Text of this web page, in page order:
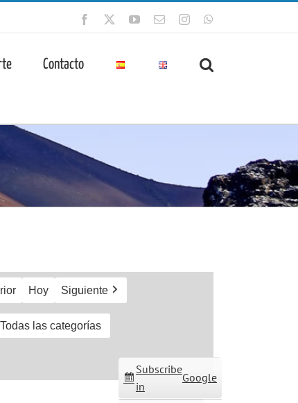
Facebook YouTube
CorreoInstagram
Contacto
Hoy Siguiente
Todas las categorías
Subscribe
in
Google